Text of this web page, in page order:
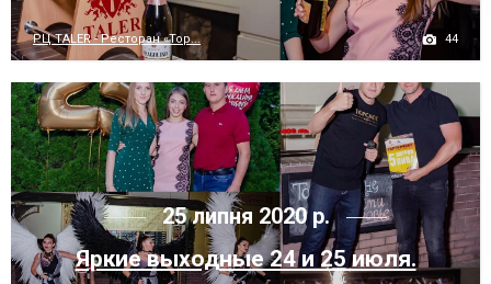
РЦ TALER - Ресторан «Тор... 44
25 липня 2020 р.
Яркие выходные 24 и 25 июля.